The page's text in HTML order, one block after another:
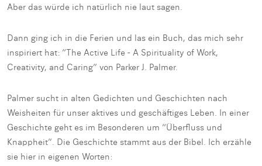
Aber das würde ich natürlich nie laut sagen.
Dann ging ich in die Ferien und las ein Buch, das mich sehr
inspiriert hat: “The Active Life - A Spirituality of Work,
Creativity, and Caring” von Parker J. Palmer.
Palmer sucht in alten Gedichten und Geschichten nach
Weisheiten für unser aktives und geschäftiges Leben. In einer
Geschichte geht es im Besonderen um “Überfluss und
Knappheit”. Die Geschichte stammt aus der Bibel. Ich erzähle
sie hier in eigenen Worten: